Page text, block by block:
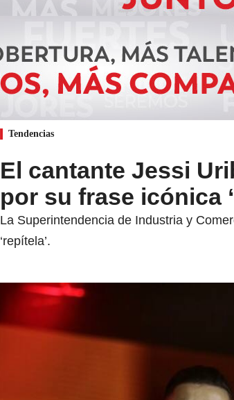
Tendencias
El cantante Jessi
por su frase icónica
La Superintendencia de Industria y
‘repítela’.